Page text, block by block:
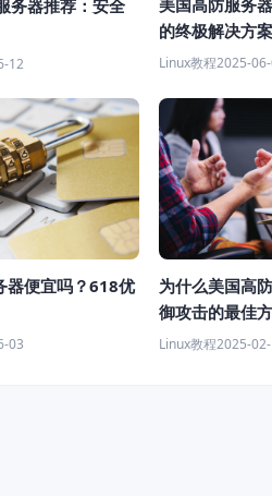
务器推荐：安全
12
美国高防服务
的终极解决方
解析
Linux教程2025-
器便宜吗？618优
03
为什么美国高
御攻击的最佳
Linux教程2025-